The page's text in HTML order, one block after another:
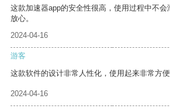
这款加速器app的安全性很高，使用过程中不
放心。
2024-04-16
游客
这款软件的设计非常人性化，使用起来非常方便
2024-04-16